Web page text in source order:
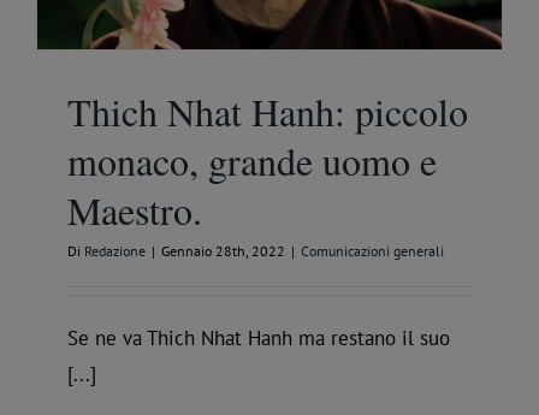
Thich Nhat Hanh: piccolo
monaco, grande uomo e
Maestro.
Di Redazione | Gennaio 28th, 2022 | Comunicazioni generali
Se ne va Thich Nhat Hanh ma restano il suo
[...]